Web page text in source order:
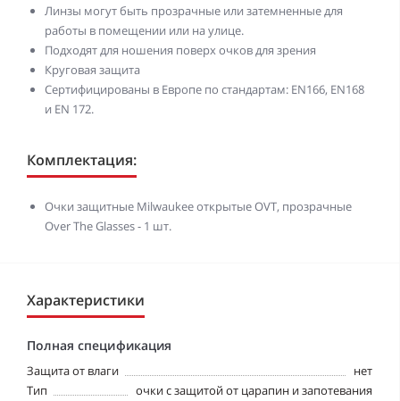
Линзы могут быть прозрачные или затемненные для
работы в помещении или на улице.
Подходят для ношения поверх очков для зрения
Круговая защита
Сертифицированы в Европе по стандартам: EN166, EN168
и EN 172.
Комплектация:
Очки защитные Milwaukee открытые OVT, прозрачные
Over The Glasses - 1 шт.
Характеристики
Полная спецификация
Защита от влаги
нет
Тип
очки с защитой от царапин и запотевания